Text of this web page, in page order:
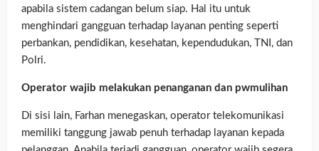
apabila sistem cadangan belum siap. Hal itu untuk
menghindari gangguan terhadap layanan penting seperti
perbankan, pendidikan, kesehatan, kependudukan, TNI, dan
Polri.
Operator wajib melakukan penanganan dan pwmulihan
Di sisi lain, Farhan menegaskan, operator telekomunikasi
memiliki tanggung jawab penuh terhadap layanan kepada